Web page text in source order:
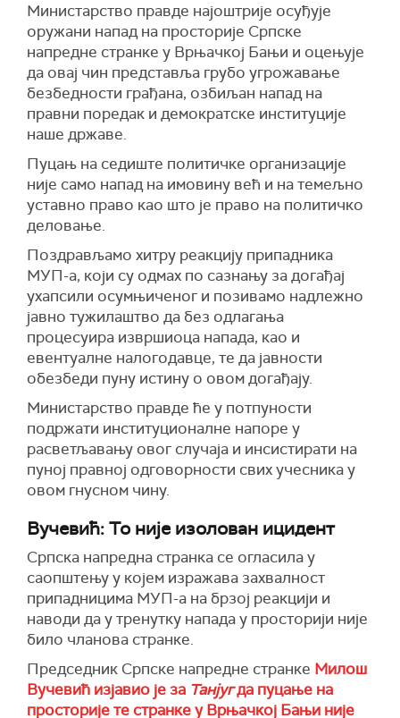
Министарство правде најоштрије осуђује
оружани напад на просторије Српске
напредне странке у Врњачкој Бањи и оцењује
да овај чин представља грубо угрожавање
безбедности грађана, озбиљан напад на
правни поредак и демократске институције
наше државе.
Пуцањ на седиште политичке организације
није само напад на имовину већ и на темељно
уставно право као што је право на политичко
деловање.
Поздрављамо хитру реакцију припадника
МУП-а, који су одмах по сазнању за догађај
ухапсили осумњиченог и позивамо надлежно
јавно тужилаштво да без одлагања
процесуира извршиоца напада, као и
евентуалне налогодавце, те да јавности
обезбеди пуну истину о овом догађају.
Министарство правде ће у потпуности
подржати институционалне напоре у
расветљавању овог случаја и инсистирати на
пуној правној одговорности свих учесника у
овом гнусном чину.
Вучевић: То није изолован ицидент
Српска напредна странка се огласила у
саопштењуу којем изражава захвалност
припадницима МУП-а на брзој реакцији и
наводи да у тренутку напада у просторији није
било чланова странке.
Председник Српске напредне странке Милош
Вучевић изјавио је за Танјугда пуцање на
просторије те странке у Врњачкој Бањи није